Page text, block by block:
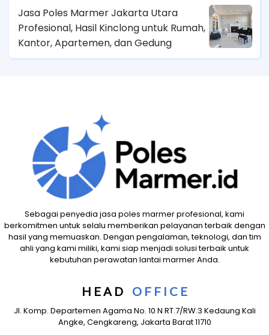
Jasa Poles Marmer Jakarta Utara
Profesional, Hasil Kinclong untuk Rumah,
Kantor, Apartemen, dan Gedung
Sebagai penyedia jasa poles marmer profesional, kami
berkomitmen untuk selalu memberikan pelayanan terbaik dengan
hasil yang memuaskan. Dengan pengalaman, teknologi, dan tim
ahli yang kami miliki, kami siap menjadi solusi terbaik untuk
kebutuhan perawatan lantai marmer Anda.
H E A D O F F I C E
Jl. Komp. Departemen Agama No. 10 N RT.7/RW.3 Kedaung Kali
Angke, Cengkareng, Jakarta Barat 11710